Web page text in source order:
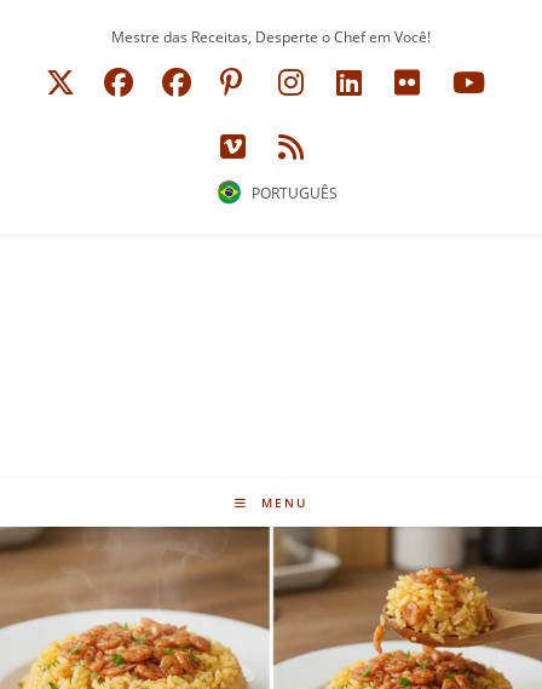
Mestre das Receitas, Desperte o Chef em Você!
PORTUGUÊS
MENU